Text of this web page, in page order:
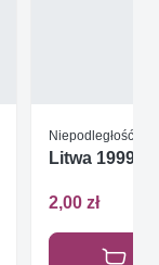
Niepodległość /
Litwa 1999
2,00 zł